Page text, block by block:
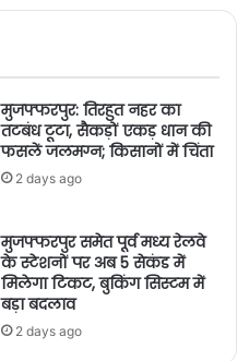
मुजफ्फरपुर: तिरहुत नहर का
तटबंध टूटा, सैकड़ों एकड़ धान की
फसलें जलमग्न; किसानों में चिंता
2 days ago
मुजफ्फरपुर समेत पूर्व मध्य रेलवे
के स्टेशनों पर अब 5 सेकंड में
मिलेगा टिकट, बुकिंग सिस्टम में
बड़ा बदलाव
2 days ago